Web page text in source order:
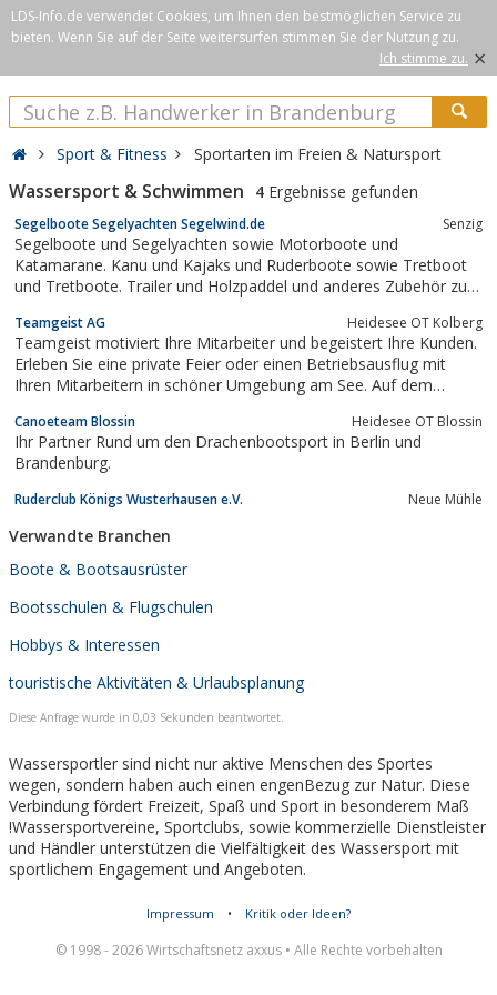
LDS-Info.de verwendet Cookies, um Ihnen den bestmöglichen Service zu
bieten. Wenn Sie auf der Seite weitersurfen stimmen Sie der Nutzung zu.
Ich stimme zu. ×
Sport & Fitness Sportarten im Freien & Natursport
Wassersport & Schwimmen 4 Ergebnisse gefunden
Segelboote Segelyachten Segelwind.de Senzig
Segelboote und Segelyachten sowie Motorboote und
Katamarane. Kanu und Kajaks und Ruderboote sowie Tretboot
und Tretboote. Trailer und Holzpaddel und anderes Zubehör zu
Teamgeist AG Heidesee OT Kolberg
Teamgeist motiviert Ihre Mitarbeiter und begeistert Ihre Kunden.
Erleben Sie eine private Feier oder einen Betriebsausflug mit
Ihren Mitarbeitern in schöner Umgebung am See. Auf dem
angenehmen Atmosphäre und schmackhaftem Essen auch viele
Möglichkeiten für gemeinsame...
Canoeteam Blossin Heidesee OT Blossin
Ihr Partner Rund um den Drachenbootsport in Berlin und
Brandenburg.
Ruderclub Königs Wusterhausen e.V. Neue Mühle
Verwandte Branchen
Boote & Bootsausrüster
Bootsschulen & Flugschulen
Hobbys & Interessen
touristische Aktivitäten & Urlaubsplanung
Diese Anfrage wurde in 0,03 Sekunden beantwortet.
Wassersportler sind nicht nur aktive Menschen des Sportes
wegen, sondern haben auch einen engenBezug zur Natur. Diese
Verbindung fördert Freizeit, Spaß und Sport in besonderem Maß
!Wassersportvereine, Sportclubs, sowie kommerzielle Dienstleister
und Händler unterstützen die Vielfältigkeit des Wassersport mit
sportlichem Engagement und Angeboten.
Impressum • Kritik oder Ideen?
© 1998 - 2026 Wirtschaftsnetz axxus • Alle Rechte vorbehalten